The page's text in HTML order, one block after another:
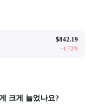
$842.19
−1.72%
크게 늘었나요?